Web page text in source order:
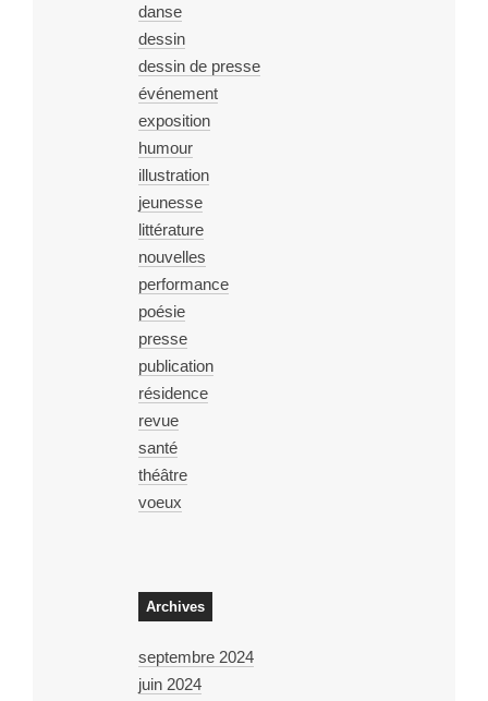
danse
dessin
dessin de presse
événement
exposition
humour
illustration
jeunesse
littérature
nouvelles
performance
poésie
presse
publication
résidence
revue
santé
théâtre
voeux
Archives
septembre 2024
juin 2024